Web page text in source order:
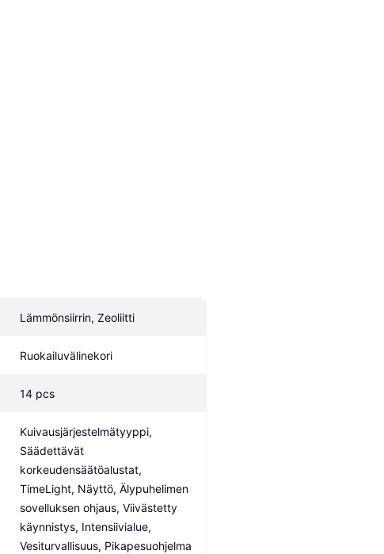
Lämmönsiirrin, Zeoliitti
Ruokailuvälinekori
14 pcs
Kuivausjärjestelmätyyppi,
Säädettävät
korkeudensäätöalustat,
TimeLight, Näyttö, Älypuhelimen
sovelluksen ohjaus, Viivästetty
käynnistys, Intensiivialue,
Vesiturvallisuus, Pikapesuohjelma